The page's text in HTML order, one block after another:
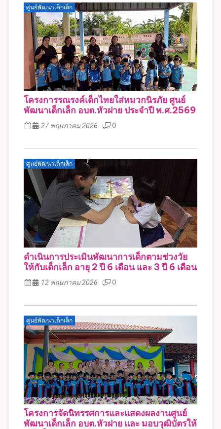
ศูนย์พัฒนาเด็กเล็ก
โครงการรณรงค์เด็กไทยใส่หมวกนิรภัย ศูนย์
พัฒนาเด็กเล็ก อบต.หัวฝาย ประจำปี พ.ศ.2569
27 พฤษภาคม 2026 0
ศูนย์พัฒนาเด็กเล็ก
ดำเนินการประเมินพัฒนาการเด็กตามช่วงวัย
ให้กับเด็กเล็ก อายุ 2 ปี 6 เดือน และ 3 ปี 6 เดือน
12 พฤษภาคม 2026 0
ศูนย์พัฒนาเด็กเล็ก
โครงการจัดนิทรรศการและแสดงผลงานศูนย์
พัฒนาเด็กเล็ก อบต.หัวฝาย และ มอบวุฒิบัตรให้